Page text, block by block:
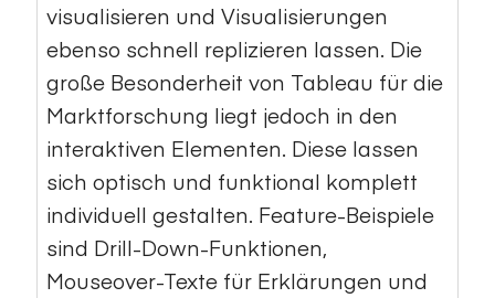
visualisieren und Visualisierungen
ebenso schnell replizieren lassen. Die
große Besonderheit von Tableau für die
Marktforschung liegt jedoch in den
interaktiven Elementen. Diese lassen
sich optisch und funktional komplett
individuell gestalten. Feature-Beispiele
sind Drill-Down-Funktionen,
Mouseover-Texte für Erklärungen und